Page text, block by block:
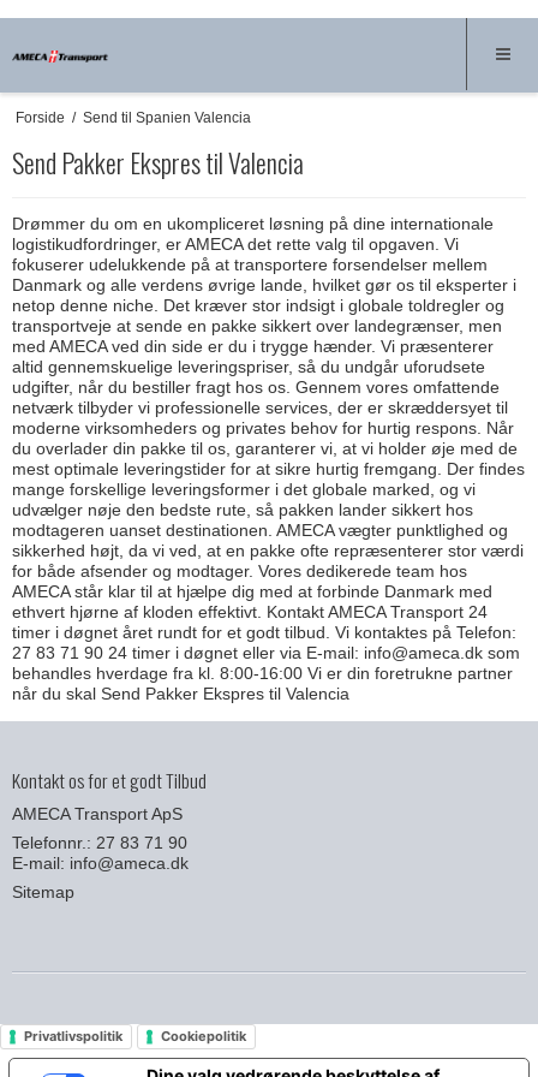
Forside / Send til Spanien Valencia
Send Pakker Ekspres til Valencia
Drømmer du om en ukompliceret løsning på dine internationale
logistikudfordringer, er AMECA det rette valg til opgaven. Vi
fokuserer udelukkende på at transportere forsendelser mellem
Danmark og alle verdens øvrige lande, hvilket gør os til eksperter i
netop denne niche. Det kræver stor indsigt i globale toldregler og
transportveje at sende en pakke sikkert over landegrænser, men
med AMECA ved din side er du i trygge hænder. Vi præsenterer
altid gennemskuelige leveringspriser, så du undgår uforudsete
udgifter, når du bestiller fragt hos os. Gennem vores omfattende
netværk tilbyder vi professionelle services, der er skræddersyet til
moderne virksomheders og privates behov for hurtig respons. Når
du overlader din pakke til os, garanterer vi, at vi holder øje med de
mest optimale leveringstider for at sikre hurtig fremgang. Der findes
mange forskellige leveringsformer i det globale marked, og vi
udvælger nøje den bedste rute, så pakken lander sikkert hos
modtageren uanset destinationen. AMECA vægter punktlighed og
sikkerhed højt, da vi ved, at en pakke ofte repræsenterer stor værdi
for både afsender og modtager. Vores dedikerede team hos
AMECA står klar til at hjælpe dig med at forbinde Danmark med
ethvert hjørne af kloden effektivt. Kontakt AMECA Transport 24
timer i døgnet året rundt for et godt tilbud. Vi kontaktes på Telefon:
27 83 71 90 24 timer i døgnet eller via E-mail: info@ameca.dk som
behandles hverdage fra kl. 8:00-16:00 Vi er din foretrukne partner
når du skal Send Pakker Ekspres til Valencia
Kontakt os for et godt Tilbud
AMECA Transport ApS
Telefonnr.: 27 83 71 90
E-mail: info@ameca.dk
Sitemap
Privatlivspolitik Cookiepolitik